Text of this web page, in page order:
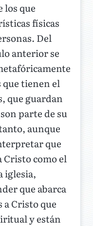
los que
físicas
Del
anterior se
que tienen el
que guardan
parte de su
aunque
que
Cristo como el
iglesia,
que abarca
a Cristo que
y están